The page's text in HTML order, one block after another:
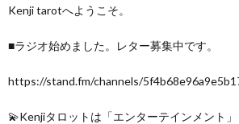
Kenji tarotへようこそ。
■ラジオ始めました。レター募集中です。
https://stand.fm/channels/
💫Kenjiタロットは「エンターテインメント」